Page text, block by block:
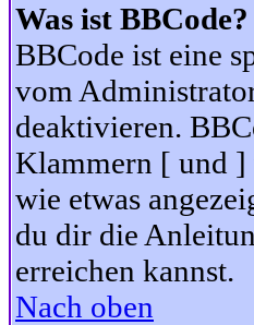
Was ist BBCode?
BBCode ist eine
vom
deaktivieren.
Klammern [ und ]
wie etwas
du dir die
erreichen kannst.
Nach oben